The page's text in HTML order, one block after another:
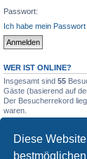
Diese
Passwort:
Ich habe mein
WER IST ONLINE?
Insgesamt sind 55
Gäste (basierend auf
Der Besucherrekord
waren.
STATISTIK
neuestes Mitglied: